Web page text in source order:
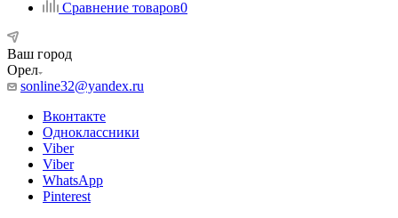
Сравнение товаров0
Ваш город
Орел
sonline32@yandex.ru
Вконтакте
Одноклассники
Viber
Viber
WhatsApp
Pinterest